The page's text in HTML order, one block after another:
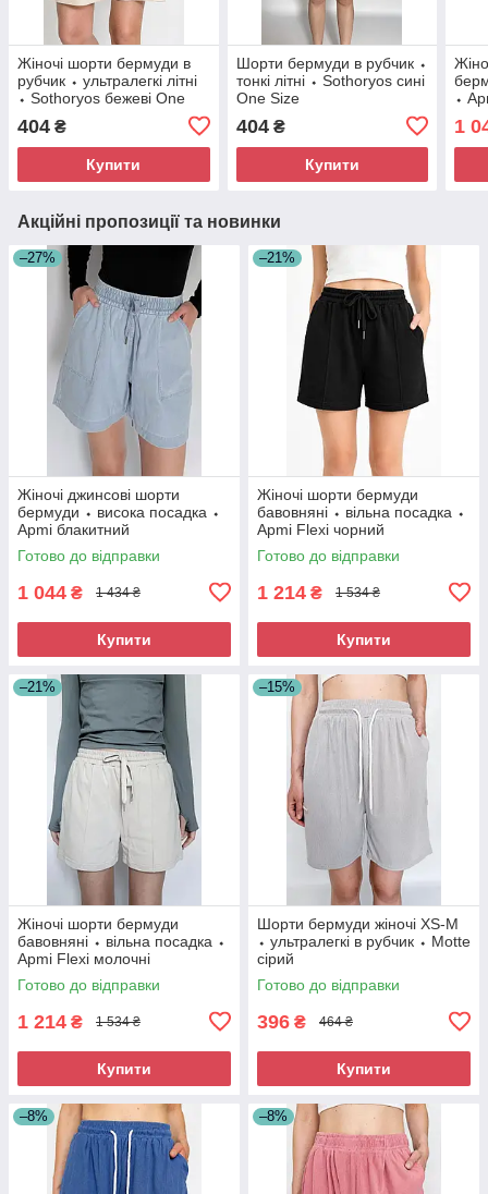
Жіночі шорти бермуди в
рубчик ⬩ ультралегкі літні
⬩ Sothoryos бежеві One
404 ₴
Купити
Шорти бермуди в рубчик ⬩
тонкі літні ⬩ Sothoryos сині
One Size
404₴
Купити
⬩
1
Акційні пропозиції та новинки
–27%
Жіночі джинсові шорти
бермуди ⬩ висока посадка ⬩
Apmi блакитний
Готово до відправки
1 044 ₴ 1 434 ₴
Купити
–21%
Жіночі шорти бермуди
бавовняні ⬩ вільна посадка ⬩
Apmi Flexi чорний
Готово до відправки
1 214 ₴ 1 534 ₴
Купити
–21%
Жіночі шорти бермуди
бавовняні ⬩ вільна посадка ⬩
Apmi Flexi молочні
Готово до відправки
1 214 ₴ 1 534 ₴
Купити
–15%
Шорти бермуди жіночі XS-M
⬩ ультралегкі в рубчик ⬩ Motte
сірий
Готово до відправки
396 ₴ 464 ₴
Купити
–8% –8%